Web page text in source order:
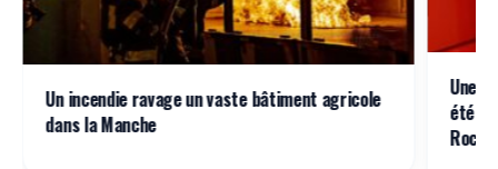
Un incendie ravage un vaste bâtiment agricole
dans la Manche
Une
été